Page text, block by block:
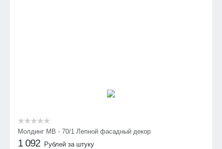
Молдинг МВ - 70/1 Лепной фасадный декор
1 092 Рублей за штуку